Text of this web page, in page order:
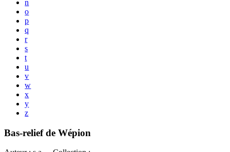
n
o
p
q
r
s
t
u
v
w
x
y
z
Bas-relief de Wépion